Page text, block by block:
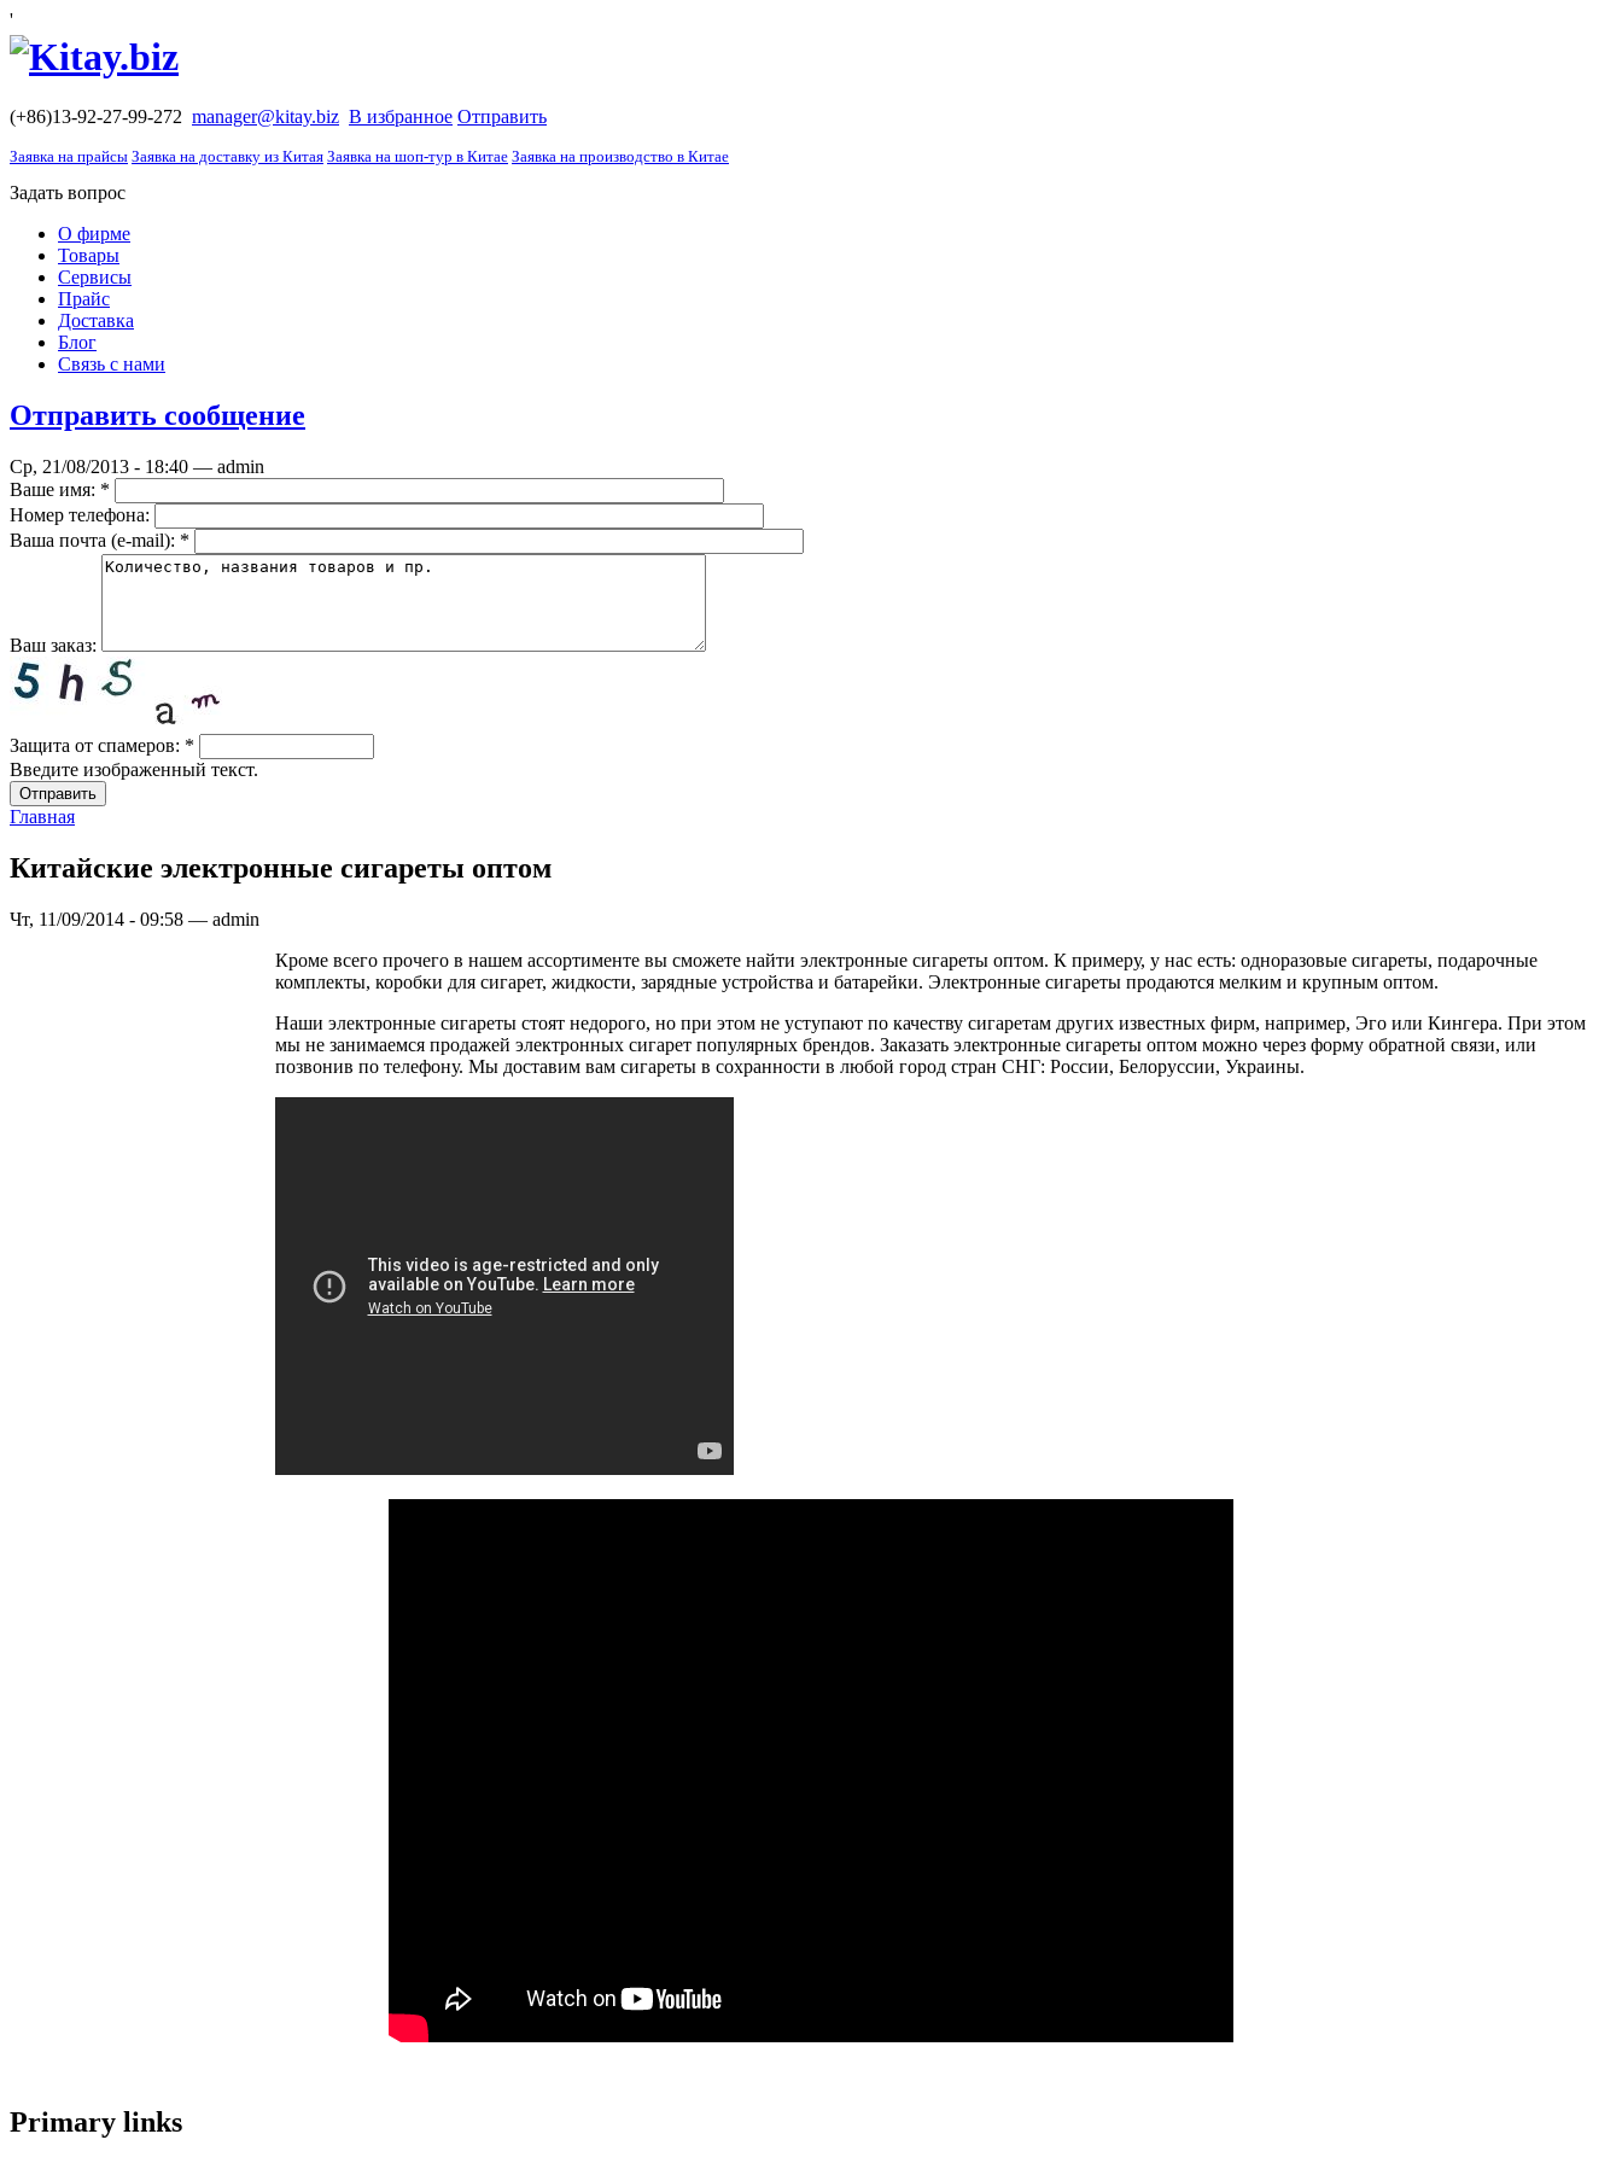
'
(+86)13-92-27-99-272 manager@kitay.biz В избранное Отправить
Заявка на прайсы Заявка на доставку из Китая Заявка на шоп-тур в Китае Заявка на производство в Китае
Задать вопрос
О фирме
Товары
Сервисы
Прайс
Доставка
Блог
Связь с нами
Отправить сообщение
Ср, 21/08/2013 - 18:40 — admin
Ваше имя: *
Номер телефона:
Ваша почта (е-mail): *
Ваш заказ:
Защита от спамеров: *
Введите изображенный текст.
Главная
Китайские электронные сигареты оптом
Чт, 11/09/2014 - 09:58 — admin
Кроме всего прочего в нашем ассортименте вы сможете найти электронные сигареты оптом. К примеру, у нас есть: одноразовые сигареты, подарочные
комплекты, коробки для сигарет, жидкости, зарядные устройства и батарейки. Электронные сигареты продаются мелким и крупным оптом.
Наши электронные сигареты стоят недорого, но при этом не уступают по качеству сигаретам других известных фирм, например, Эго или Кингера. При этом
мы не занимаемся продажей электронных сигарет популярных брендов. Заказать электронные сигареты оптом можно через форму обратной связи, или
позвонив по телефону. Мы доставим вам сигареты в сохранности в любой город стран СНГ: России, Белоруссии, Украины.
Primary links